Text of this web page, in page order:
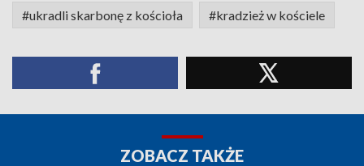
#ukradli skarbonę z kościoła #kradzież w kościele
ZOBACZ TAKŻE